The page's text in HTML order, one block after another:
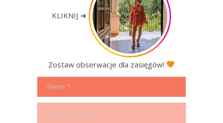
KLIKNIJ ➜
Zostaw obserwacje dla zasięgów!